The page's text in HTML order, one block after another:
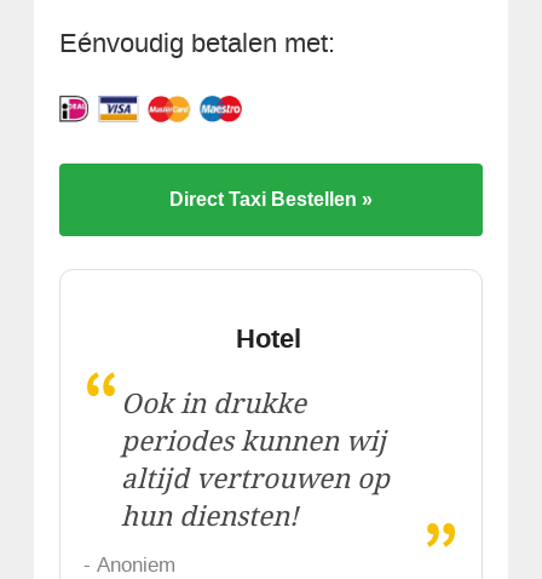
Eénvoudig betalen met:
Direct Taxi Bestellen »
Hotel
“ Ook in drukke
periodes kunnen wij
altijd vertrouwen op
hun diensten!
„
- Anoniem